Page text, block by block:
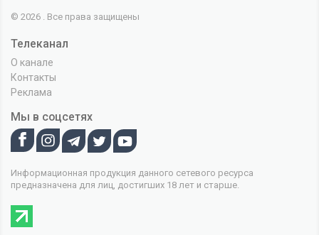
© 2026 . Все права защищены
Телеканал
О канале
Контакты
Реклама
Мы в соцсетях
Информационная продукция данного сетевого ресурса
предназначена для лиц, достигших 18 лет и старше.